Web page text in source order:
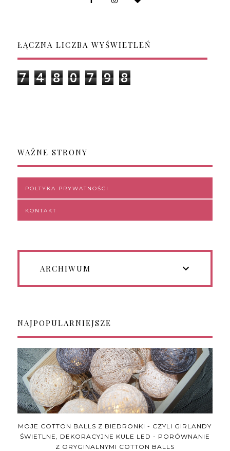
ŁĄCZNA LICZBA WYŚWIETLEŃ
7 4 8 0 7 9 8
WAŻNE STRONY
POLTYKA PRYWATNOŚCI
KONTAKT
ARCHIWUM
NAJPOPULARNIEJSZE
MOJE COTTON BALLS Z BIEDRONKI - CZYLI GIRLANDY
ŚWIETLNE, DEKORACYJNE KULE LED - PORÓWNANIE
Z ORYGINALNYMI COTTON BALLS